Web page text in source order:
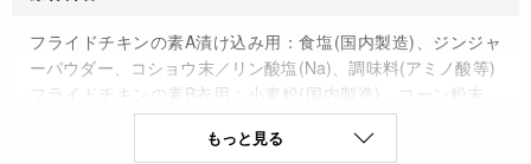
フライドチキンの素A漬け込み用：食塩(国内製造)、ジンジャ
ーパウダー、コショウ末／リン酸塩(Na)、調味料(アミノ酸等)
フライドチキンの素B衣用：小麦粉(国内製造)、コーン粉末、
コショウ末、パプリカ、食塩、ガーリックパウダー、カレー
粉、カルダモンパウダー、メースパウダー／調味料(アミノ酸
もっと見る